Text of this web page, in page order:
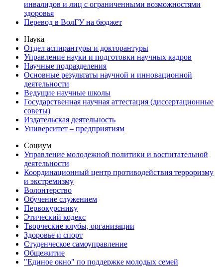
инвалидов и лиц с ограниченными возможностями
здоровья
Перевод в ВолГУ на бюджет
Наука
Отдел аспирантуры и докторантуры
Управление науки и подготовки научных кадров
Научные подразделения
Основные результаты научной и инновационной
деятельности
Ведущие научные школы
Государственная научная аттестация (диссертационные
советы)
Издательская деятельность
Университет – предприятиям
Социум
Управление молодежной политики и воспитательной
деятельности
Координационный центр противодействия терроризму
и экстремизму
Волонтерство
Обучение служением
Первокурснику
Этический кодекс
Творческие клубы, организации
Здоровье и спорт
Студенческое самоуправление
Общежитие
"Единое окно" по поддержке молодых семей